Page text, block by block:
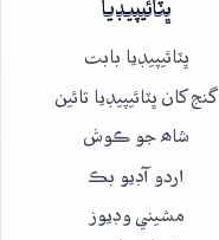
ڀٽائيپيڊيا
ڀٽائيپيڊيا بابت
گنج کان ڀٽائيپيڊيا تائين
شاھ جو ڪوش
اردو آڊيو بڪ
مشيني وڊيوز